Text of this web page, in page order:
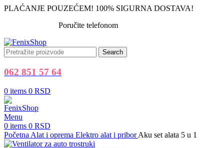
PLAĆANJE POUZEĆEM! 100% SIGURNA DOSTAVA!
Poručite telefonom
Search
062 851 57 64
0 items 0 RSD
Menu
0 items 0 RSD
PočetnaAlat i oprema Elektro alat i priborAku set alata 5 u 1